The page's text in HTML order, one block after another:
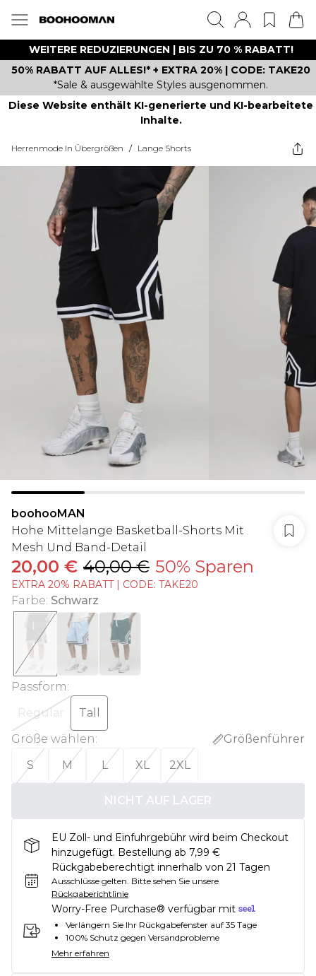
WEITERE REDUZIERUNGEN | BIS ZU 70 % RABATT!
50% RABATT AUF ALLES!* + EXTRA 20% | CODE: TAKE20
*Sale & ausgewählte Styles ausgenommen.
Diese Website enthält KI-generierte und KI-bearbeitete
Inhalte.
Herrenmode In Übergrößen / Lange Shorts
boohooMAN
Hohe Mittelange Basketball-Shorts Mit
Mesh Und Band-Detail
20,00 € 40,00 € 50% Sparen
EXTRA 20% RABATT | CODE: TAKE20
Farbe: Schwarz
Passform:
Regular
Tall
Größe wählen:
Größenführer
S
M L XL 2XL
NICHT AUF LAGER
EU Zoll- und Einfuhrgebühr wird beim Checkout
hinzugefügt. Bestellung ab 7,99 €
Rückgabeberechtigt innerhalb von 21 Tagen
Ausschlüsse gelten. Bitte sehen Sie unsere
Rückgaberichtlinie
Worry-Free Purchase® verfügbar mit
Verlängern Sie Ihr Rückgabefenster auf 35 Tage
100% Schutz gegen Versandprobleme
Mehr erfahren